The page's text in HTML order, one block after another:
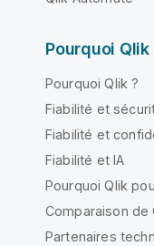
Pourquoi Qlik
Pourquoi Qlik ?
Fiabilité et
Fiabilité et
Fiabilité et IA
Pourquoi Qlik
Comparaison de
Partenaires